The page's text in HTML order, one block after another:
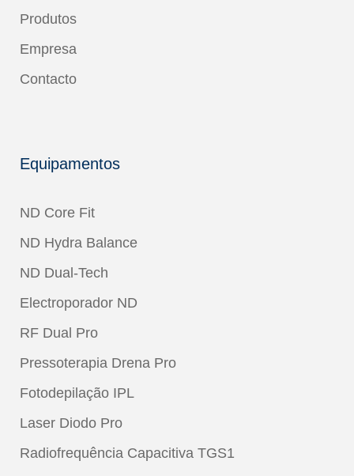
Produtos
Empresa
Contacto
Equipamentos
ND Core Fit
ND Hydra Balance
ND Dual-Tech
Electroporador ND
RF Dual Pro
Pressoterapia Drena Pro
Fotodepilação IPL
Laser Diodo Pro
Radiofrequência Capacitiva TGS1